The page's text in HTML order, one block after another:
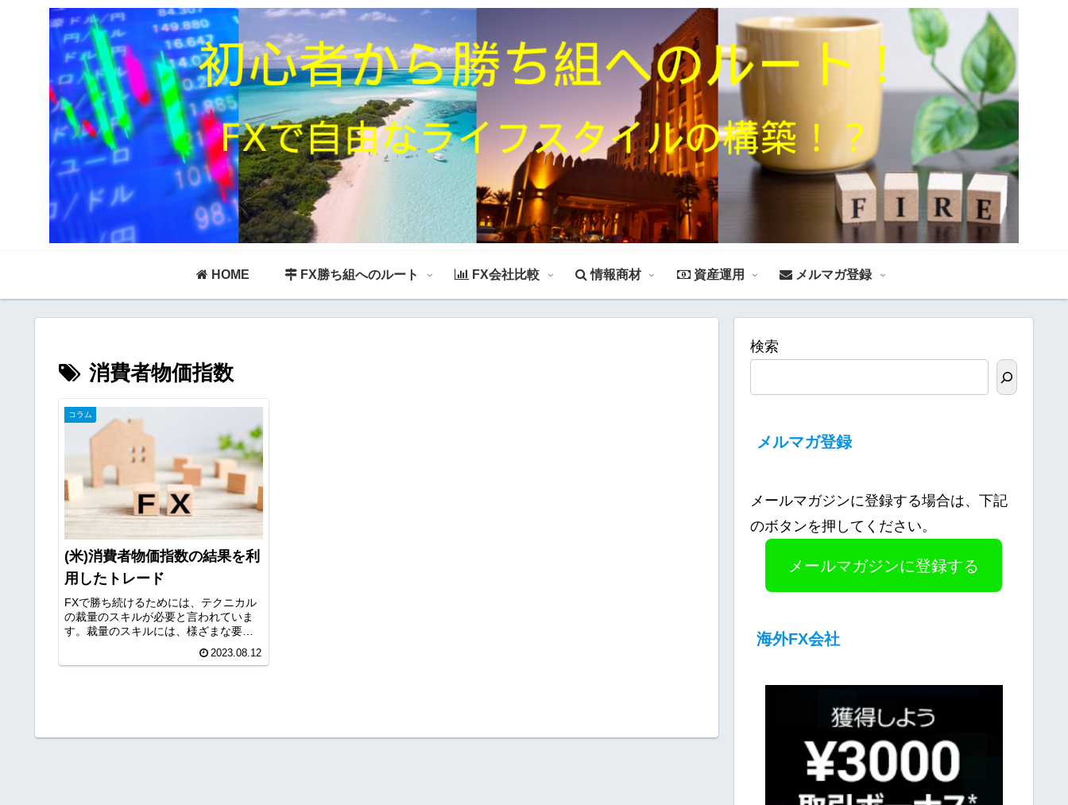
HOME FX勝ち組へのルート FX会社比較 情報商材 資産運用 メルマガ登録
消費者物価指数
コラム
(米)消費者物価指数の結果を利
用したトレード
FXで勝ち続けるためには、テクニカル
の裁量のスキルが必要と言われていま
す。裁量のスキルには、様ざまな要素
がありますが、環境認識、ライントレ
ードは重要な要素です。今回は、長期
2023.08.12
検索
メルマガ登録
メールマガジンに登録する場合は、下記
のボタンを押してください。
メールマガジンに登録する
海外FX会社